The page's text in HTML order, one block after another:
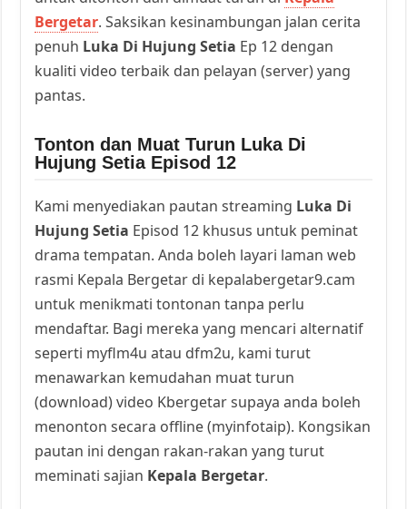
Bergetar. Saksikan kesinambungan jalan cerita
penuh Luka Di Hujung Setia Ep 12 dengan
kualiti video terbaik dan pelayan (server) yang
pantas.
Tonton dan Muat Turun Luka Di
Hujung Setia Episod 12
Kami menyediakan pautan streaming Luka Di
Hujung Setia Episod 12 khusus untuk peminat
drama tempatan. Anda boleh layari laman web
rasmi Kepala Bergetar di kepalabergetar9.cam
untuk menikmati tontonan tanpa perlu
mendaftar. Bagi mereka yang mencari alternatif
seperti myflm4u atau dfm2u, kami turut
menawarkan kemudahan muat turun
(download) video Kbergetar supaya anda boleh
menonton secara offline (myinfotaip). Kongsikan
pautan ini dengan rakan-rakan yang turut
meminati sajian Kepala Bergetar.